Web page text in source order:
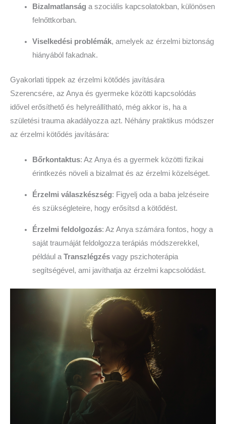
Bizalmatlanság a szociális kapcsolatokban, különösen
felnőttkorban.
Viselkedési problémák, amelyek az érzelmi biztonság
hiányából fakadnak.
Gyakorlati tippek az érzelmi kötődés javítására
Szerencsére, az Anya és gyermeke közötti kapcsolódás
idővel erősíthető és helyreállítható, még akkor is, ha a
születési trauma akadályozza azt. Néhány praktikus módszer
az érzelmi kötődés javítására:
Bőrkontaktus: Az Anya és a gyermek közötti fizikai
érintkezés növeli a bizalmat és az érzelmi közelséget.
Érzelmi válaszkészség: Figyelj oda a baba jelzéseire
és szükségleteire, hogy erősítsd a kötődést.
Érzelmi feldolgozás: Az Anya számára fontos, hogy a
saját traumáját feldolgozza terápiás módszerekkel,
például aTranszlégzésvagy pszichoterápia
segítségével, ami javíthatja az érzelmi kapcsolódást.